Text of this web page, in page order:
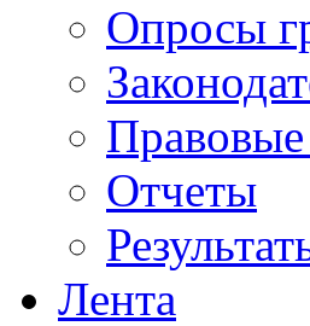
Опросы
Отчеты
Лента